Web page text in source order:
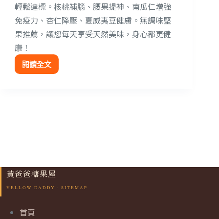
輕鬆達標。核桃補腦、腰果提神、南瓜仁增強
免疫力、杏仁降壓、夏威夷豆健膚。無調味堅
果推薦，讓您每天享受天然美味，身心都更健
康！
閱讀全文
黃爸爸糖果屋
首頁